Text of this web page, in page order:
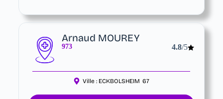
Arnaud MOUREY
973 4.8/5
Ville : ECKBOLSHEIM 67